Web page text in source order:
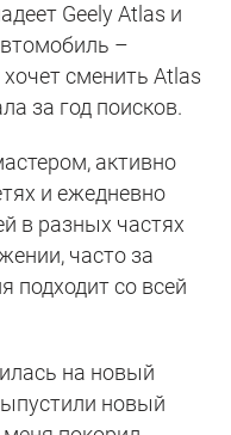
Geely Atlas и
–
сменить Atlas
за год поисков.
активно
и ежедневно
в разных частях
часто за
подходит со всей
на новый
новый